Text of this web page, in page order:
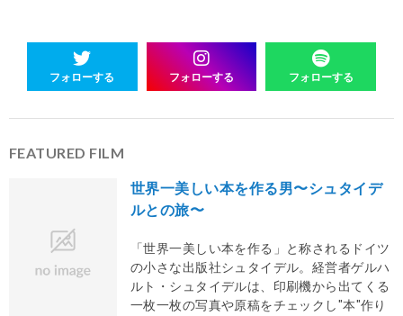
フォローする フォローする フォローする
FEATURED FILM
世界一美しい本を作る男〜シュタイデ
ルとの旅〜
「世界一美しい本を作る」と称されるドイツ
の小さな出版社シュタイデル。経営者ゲルハ
ルト・シュタイデルは、印刷機から出てくる
一枚一枚の写真や原稿をチェックし"本"作り